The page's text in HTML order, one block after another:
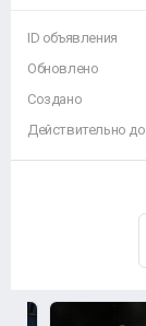
ID объявления
Обновлено
Создано
Действительно до